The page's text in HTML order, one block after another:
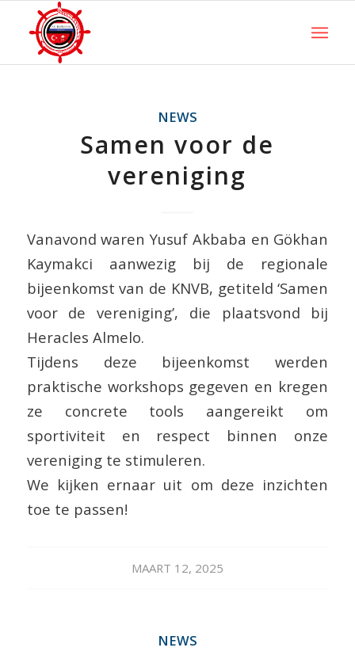
NEWS
Samen voor de
vereniging
Vanavond waren Yusuf Akbaba en Gökhan
Kaymakci aanwezig bij de regionale
bijeenkomst van de KNVB, getiteld ‘Samen
voor de vereniging’, die plaatsvond bij
Heracles Almelo.
Tijdens deze bijeenkomst werden
praktische workshops gegeven en kregen
ze concrete tools aangereikt om
sportiviteit en respect binnen onze
vereniging te stimuleren.
We kijken ernaar uit om deze inzichten
toe te passen!
MAART 12, 2025
NEWS